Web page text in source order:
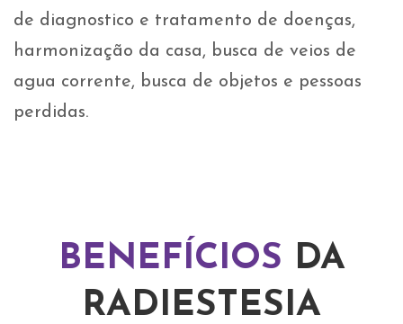
de diagnostico e tratamento de doenças,
harmonização da casa, busca de veios de
agua corrente, busca de objetos e pessoas
perdidas.
BENEFÍCIOS DA
RADIESTESIA